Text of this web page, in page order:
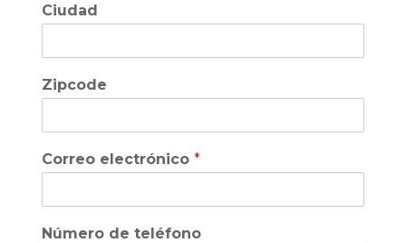
Ciudad
Zipcode
Correo electrónico *
Número de teléfono